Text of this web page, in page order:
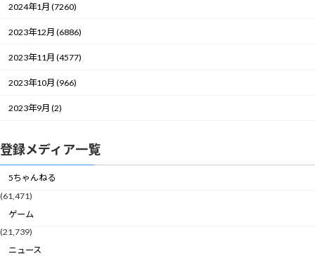
2024年1月 (7260)
2023年12月 (6886)
2023年11月 (4577)
2023年10月 (966)
2023年9月 (2)
登録メディア一覧
5ちゃんねる
(61,471)
ゲーム
(21,739)
ニュース